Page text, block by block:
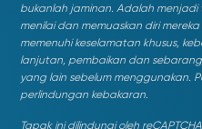
bukanlah jaminan. Adalah
menilai dan memuaskan diri
memenuhi keselamatan khusus,
lanjutan, pembaikan dan
yang lain sebelum menggunakan.
perlindungan kebakaran.
Tapak ini dilindungi oleh